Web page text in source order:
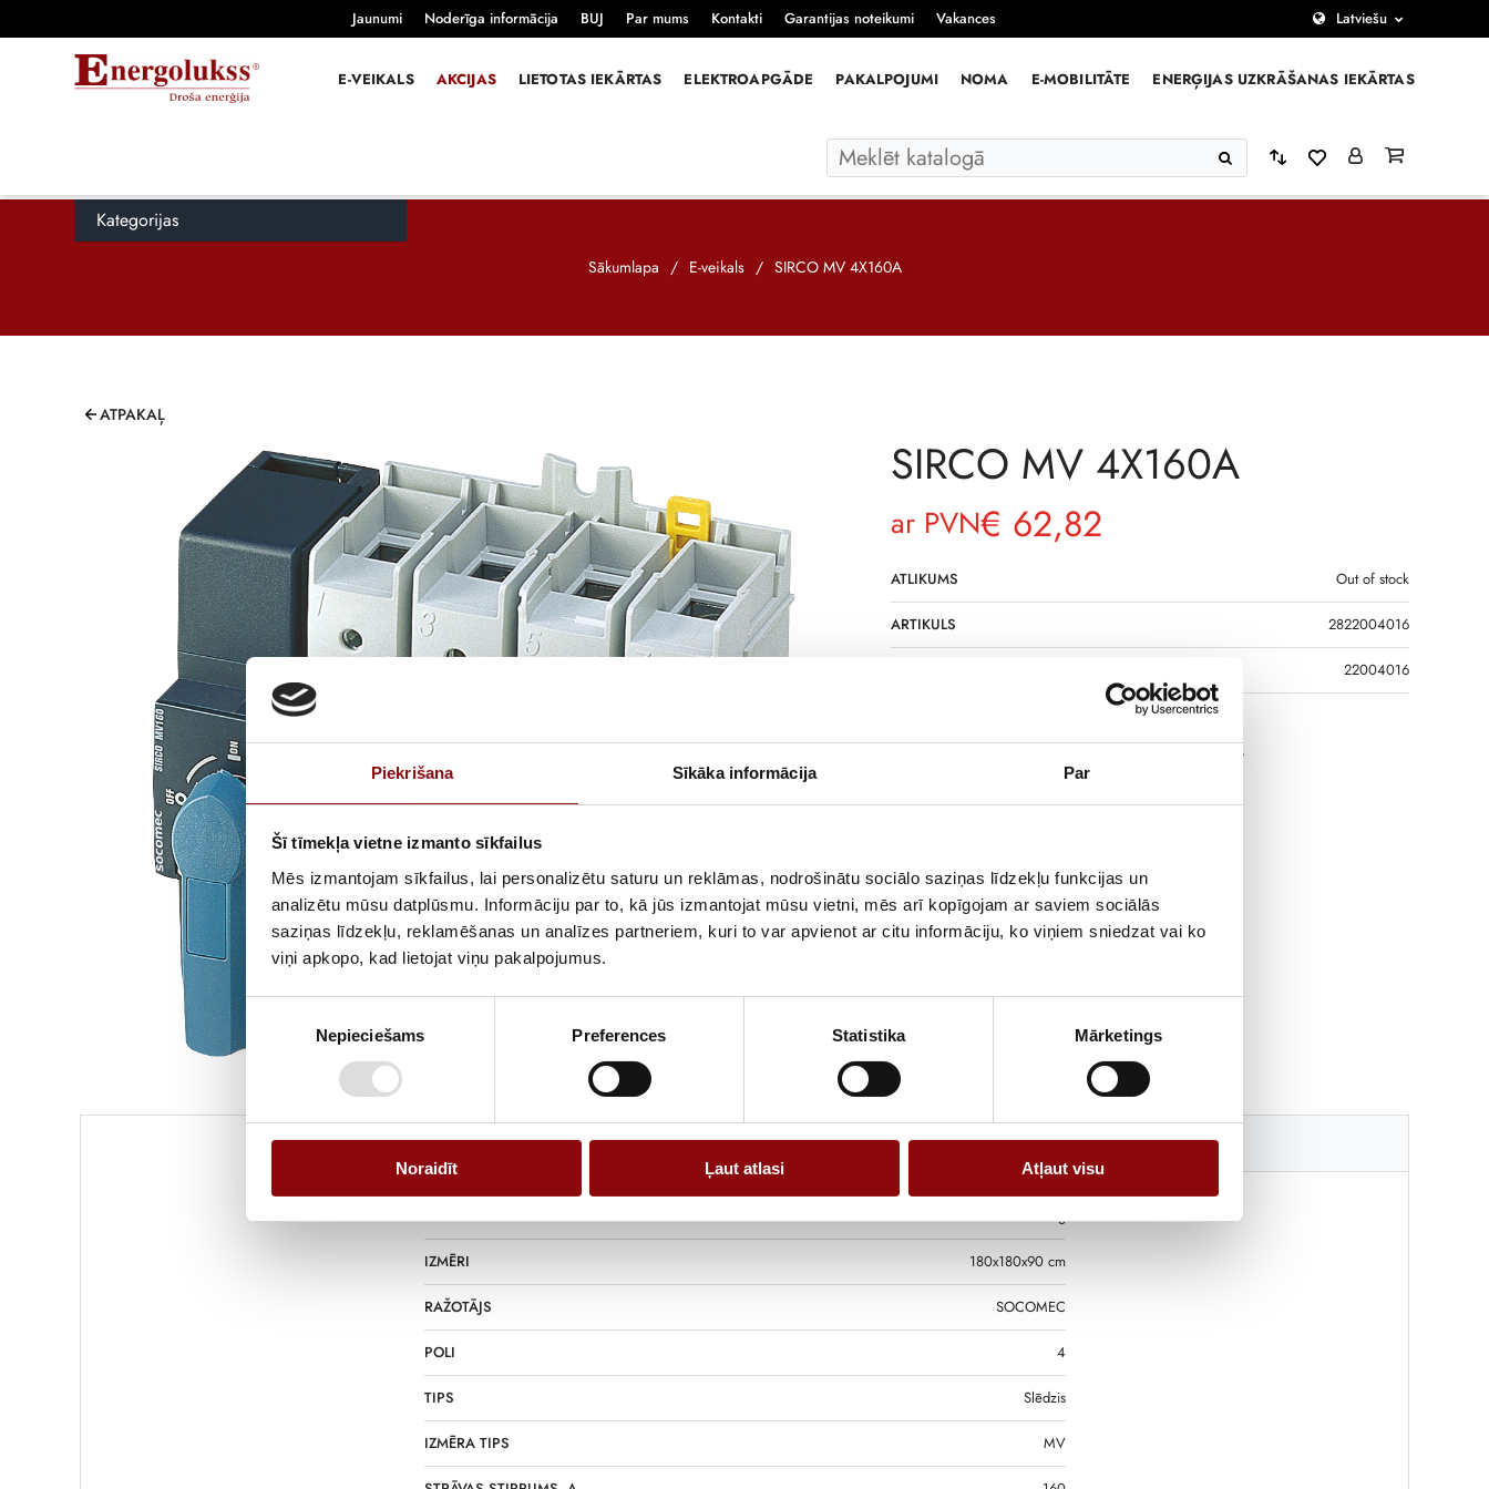
Piekrišana Sīkāka informācija Par
Šī tīmekļa vietne izmanto sīkfailus
Mēs izmantojam sīkfailus, lai personalizētu saturu un reklāmas, nodrošinātu sociālo saziņas līdzekļu funkcijas un
analizētu mūsu datplūsmu. Informāciju par to, kā jūs izmantojat mūsu vietni, mēs arī kopīgojam ar saviem sociālās
saziņas līdzekļu, reklamēšanas un analīzes partneriem, kuri to var apvienot ar citu informāciju, ko viņiem sniedzat vai ko
viņi apkopo, kad lietojat viņu pakalpojumus.
Nepieciešams Preferences Statistika Mārketings
Noraidīt Ļaut atlasi Atļaut visu
Jaunumi Noderīga informācija BUJ Par mums Kontakti Garantijas noteikumi Vakances Latviešu
E-VEIKALS AKCIJAS LIETOTAS IEKĀRTAS ELEKTROAPGĀDE PAKALPOJUMI NOMA E-MOBILITĀTE ENERĢIJAS UZKRĀŠANAS IEKĀRTAS
Kategorijas
Sākumlapa / E-veikals / SIRCO MV 4X160A
ATPAKAĻ
SIRCO MV 4X160A
€ 62,82
ar PVN
ATLIKUMS Out of stock
ARTIKULS 2822004016
22004016
Universal load break switch body SIRCO MV 4P 160A
Informācija Katalogi
SVARS 1 kg
IZMĒRI 180x180x90 cm
RAŽOTĀJS SOCOMEC
POLI 4
TIPS Slēdzis
IZMĒRA TIPS MV